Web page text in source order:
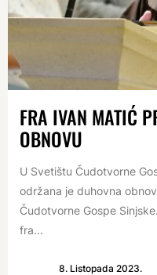
FRA IVAN MATIĆ
OBNOVU
U Svetištu Čudotvorne
održana je duhovna
Čudotvorne Gospe
fra...
8. Listopada 2023.